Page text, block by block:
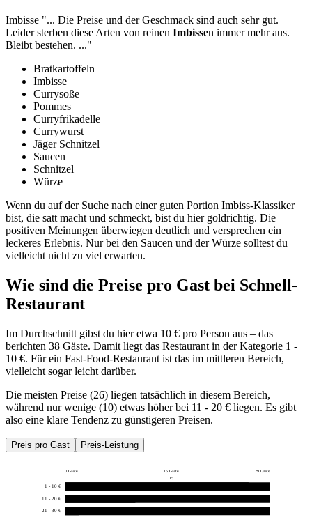
Imbisse "... Die Preise und der Geschmack sind auch sehr gut.
Leider sterben diese Arten von reinen Imbissen immer mehr aus.
Bleibt bestehen. ..."
Bratkartoffeln
Imbisse
Currysoße
Pommes
Curryfrikadelle
Currywurst
Jäger Schnitzel
Saucen
Schnitzel
Würze
Wenn du auf der Suche nach einer guten Portion Imbiss-Klassiker
bist, die satt macht und schmeckt, bist du hier goldrichtig. Die
positiven Meinungen überwiegen deutlich und versprechen ein
leckeres Erlebnis. Nur bei den Saucen und der Würze solltest du
vielleicht nicht zu viel erwarten.
Wie sind die Preise pro Gast bei Schnell-
Restaurant
Im Durchschnitt gibst du hier etwa 10 € pro Person aus – das
berichten 38 Gäste. Damit liegt das Restaurant in der Kategorie 1 -
10 €. Für ein Fast-Food-Restaurant ist das im mittleren Bereich,
vielleicht sogar leicht darüber.
Die meisten Preise (26) liegen tatsächlich in diesem Bereich,
während nur wenige (10) etwas höher bei 11 - 20 € liegen. Es gibt
also eine klare Tendenz zu günstigeren Preisen.
Preis pro Gast Preis-Leistung
0 Gäste 15 Gäste
29 Gäste
15
1 - 10 €
11 - 20 €
21 - 30 €